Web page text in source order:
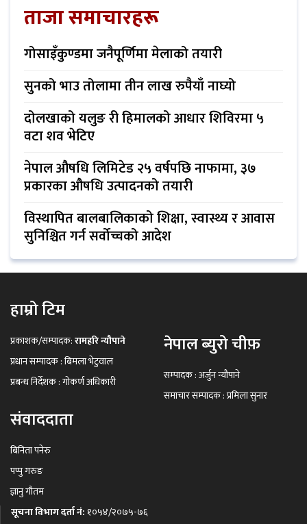
ताजा समाचारहरू
गोसाइँकुण्डमा जनैपूर्णिमा मेलाको तयारी
सुनको भाउ तोलामा तीन लाख रुपैयाँ नाघ्यो
दोलखाको यलुङ री हिमालको आधार शिविरमा ५
वटा शव भेटिए
नेपाल औषधि लिमिटेड २५ वर्षपछि नाफामा, ३७
प्रकारका औषधि उत्पादनको तयारी
विस्थापित बालबालिकाको शिक्षा, स्वास्थ्य र आवास
सुनिश्चित गर्न सर्वोच्चको आदेश
हाम्रो टिम
प्रकाशक/सम्पादक:रामहरि न्यौपाने
प्रधान सम्पादक : बिमला भेटुवाल
प्रबन्ध निर्देशक : गोकर्ण अधिकारी
नेपाल ब्युरो चीफ़
सम्पादक : अर्जुन न्यौपाने
समाचार सम्पादक : प्रमिला सुनार
संवाददाता
बिनिता पनेरु
पप्पु गरुङ
ज्ञानु गौतम
सूचना विभाग दर्ता नं: १०५४/२०७५-७६